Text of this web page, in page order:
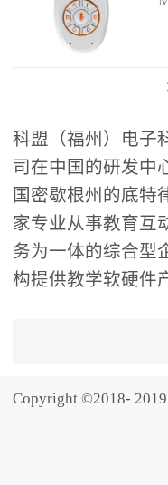
动需求：即时答题：支
单选题、多选题、判断
等基础题型，学生通过
题器快速响应，系统实
统计答题数据并生成可
化图表，让教师瞬间掌
学生知识掌握情况。主
反馈：包含简答题、观
阐述等开放式互动，鼓
学生自由表达思考过程
培养批判性思维与表达
功能增加课堂趣味性，
科盟（福州）电子
司在中国的研发中
国密歇根州的底特
家专业从事教育互
务为一体的综合型
构提供教学软硬件
Copyright ©2018-